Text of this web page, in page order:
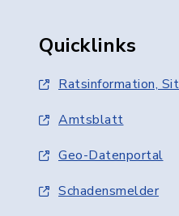
Quicklinks
Ratsinformation,
Amtsblatt
Geo-Datenportal
Schadensmelder